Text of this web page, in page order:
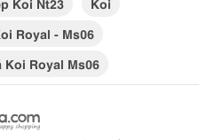
Koi Nt23
Koi
Royal - Ms06
Koi Royal Ms06